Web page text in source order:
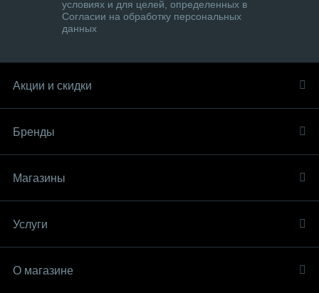
условиях и для целей, определенных в
Согласии на обработку персональных
данных
Акции и скидки
Бренды
Магазины
Услуги
О магазине